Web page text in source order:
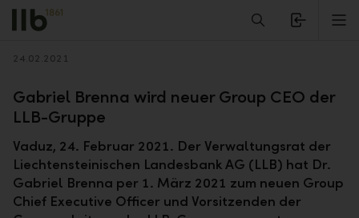
Alerts.Headline
Zurück
24.02.2021
Gabriel Brenna wird neuer Group CEO der
LLB-Gruppe
Vaduz, 24. Februar 2021. Der Verwaltungsrat der
Liechtensteinischen Landesbank AG (LLB) hat Dr.
Gabriel Brenna per 1. März 2021 zum neuen Group
Chief Executive Officer und Vorsitzenden der